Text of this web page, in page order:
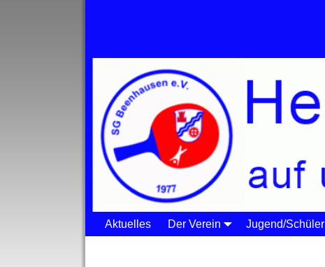
Aktuelles Der Verein Jugend/Schüler